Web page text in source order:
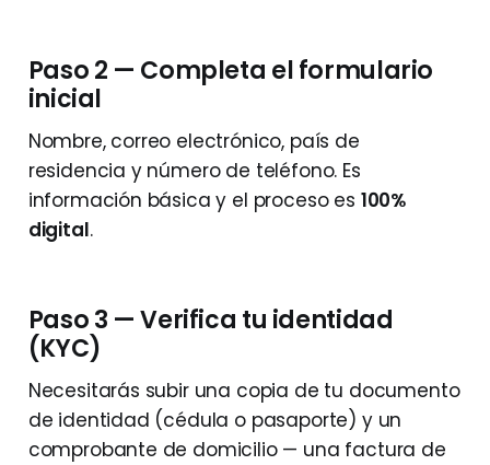
Paso 2 — Completa el formulario
inicial
Nombre, correo electrónico, país de
residencia y número de teléfono. Es
información básica y el proceso es 100%
digital.
Paso 3 — Verifica tu identidad
(KYC)
Necesitarás subir una copia de tu documento
de identidad (cédula o pasaporte) y un
comprobante de domicilio — una factura de